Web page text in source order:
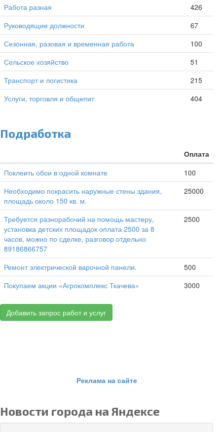
Работа разная
426
Руководящие должности
67
Сезонная, разовая и временная работа
100
Сельское хозяйство
51
Транспорт и логистика
215
Услуги, торговля и общепит
404
Подработка
Оплата
Поклеить обои в одной комнате
100
Необходимо покрасить наружные стены здания,
площадь около 150 кв. м.
25000
Требуется разнорабочий на помощь мастеру,
установка детских площадок оплата 2500 за 8
часов, можно по сделке, разговор отдельно
89186866757
2500
Ремонт электрической варочной панели.
500
Покупаем акции «Агрокомплекс Ткачева»
3000
Добавить запрос работ и услуг
Реклама на сайте
Новости города на Яндексе